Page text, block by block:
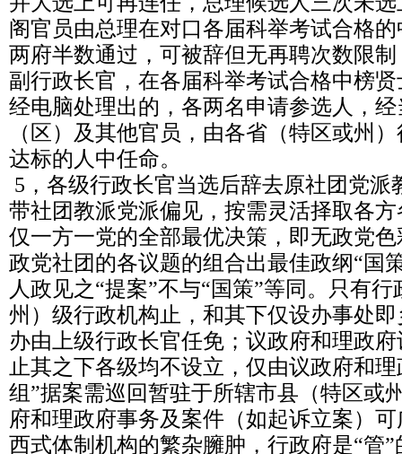
阁官员由总理在对口各届科举考试合格
两府半数通过，可被辞但无再聘次数限
副行政长官，在各届科举考试合格中榜
经电脑处理出的，各两名申请参选人，
（区）及其他官员，由各省（特区或州
达标的人中任命。
5，各级行政长官当选后辞去原社团党派
带社团教派党派偏见，按需灵活择取各
仅一方一党的全部最优决策，即无政党
政党社团的各议题的组合出最佳政纲“国
人政见之“提案”不与“国策”等同。只有
州）级行政机构止，和其下仅设办事处
办由上级行政长官任免；议政府和理政
止其之下各级均不设立，仅由议政府和
组”据案需巡回暂驻于所辖市县（特区或
府和理政府事务及案件（如起诉立案）
西式体制机构的繁杂臃肿，行政府是“管